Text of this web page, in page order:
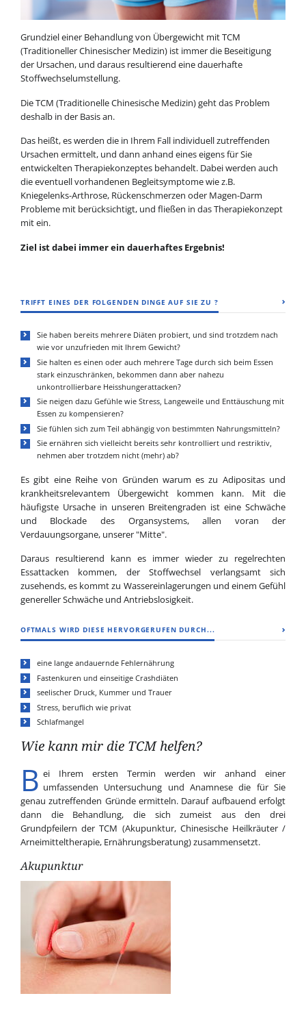
Grundziel einer Behandlung von Übergewicht mit TCM
(Traditioneller Chinesischer Medizin) ist immer die Beseitigung
der Ursachen, und daraus resultierend eine dauerhafte
Stoffwechselumstellung.
Die TCM (Traditionelle Chinesische Medizin) geht das Problem
deshalb in der Basis an.
Das heißt, es werden die in Ihrem Fall individuell zutreffenden
Ursachen ermittelt, und dann anhand eines eigens für Sie
entwickelten Therapiekonzeptes behandelt. Dabei werden auch
die eventuell vorhandenen Begleitsymptome wie z.B.
Kniegelenks-Arthrose, Rückenschmerzen oder Magen-Darm
Probleme mit berücksichtigt, und fließen in das Therapiekonzept
mit ein.
Ziel ist dabei immer ein dauerhaftes Ergebnis!
TRIFFT EINES DER FOLGENDEN DINGE AUF SIE ZU ?
Sie haben bereits mehrere Diäten probiert, und sind trotzdem nach
wie vor unzufrieden mit Ihrem Gewicht?
Sie halten es einen oder auch mehrere Tage durch sich beim Essen
stark einzuschränken, bekommen dann aber nahezu
unkontrollierbare Heisshungerattacken?
Sie neigen dazu Gefühle wie Stress, Langeweile und Enttäuschung mit
Essen zu kompensieren?
Sie fühlen sich zum Teil abhängig von bestimmten Nahrungsmitteln?
Sie ernähren sich vielleicht bereits sehr kontrolliert und restriktiv,
nehmen aber trotzdem nicht (mehr) ab?
Es gibt eine Reihe von Gründen warum es zu Adipositas und
krankheitsrelevantem Übergewicht kommen kann. Mit die
häufigste Ursache in unseren Breitengraden ist eine Schwäche
und Blockade des Organsystems, allen voran der
Verdauungsorgane, unserer "Mitte".
Daraus resultierend kann es immer wieder zu regelrechten
Essattacken kommen, der Stoffwechsel verlangsamt sich
zusehends, es kommt zu Wassereinlagerungen und einem Gefühl
genereller Schwäche und Antriebslosigkeit.
OFTMALS WIRD DIESE HERVORGERUFEN DURCH...
eine lange andauernde Fehlernährung
Fastenkuren und einseitige Crashdiäten
seelischer Druck, Kummer und Trauer
Stress, beruflich wie privat
Schlafmangel
Wie kann mir die TCM helfen?
B ei Ihrem ersten Termin werden wir anhand einer
umfassenden Untersuchung und Anamnese die für Sie
genau zutreffenden Gründe ermitteln. Darauf aufbauend erfolgt
dann die Behandlung, die sich zumeist aus den drei
Grundpfeilern der TCM (Akupunktur, Chinesische Heilkräuter /
Arneimitteltherapie, Ernährungsberatung) zusammensetzt.
Akupunktur